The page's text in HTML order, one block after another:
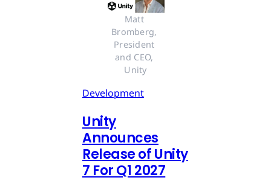
Matt
Bromberg,
President
and CEO,
Unity
Development
Unity
Announces
Release of Unity
7 For Q1 2027